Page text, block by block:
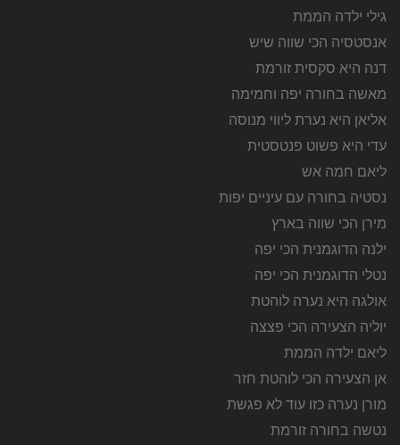
גילי ילדה הממת
אנסטסיה הכי שווה שיש
דנה היא סקסית זורמת
מאשה בחורה יפה וחמימה
אליאן היא נערת ליווי מנוסה
עדי היא פשוט פנטסטית
ליאם חמה אש
נסטיה בחורה עם עיניים יפות
מירן הכי שווה בארץ
ילנה הדוגמנית הכי יפה
נטלי הדוגמנית הכי יפה
אולגה היא נערה לוהטת
יוליה הצעירה הכי פצצה
ליאם ילדה הממת
אן הצעירה הכי לוהטת חזר
מורן נערה כזו עוד לא פגשת
נטשה בחורה זורמת